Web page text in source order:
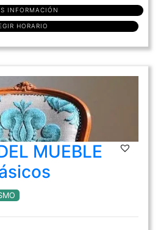
INFORMACIÓN
HORARIO
MUEBLE